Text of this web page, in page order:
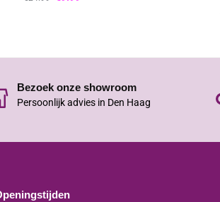
Bezoek onze showroom
Persoonlijk advies in Den Haag